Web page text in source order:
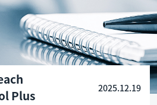
Plus
2025.12.19